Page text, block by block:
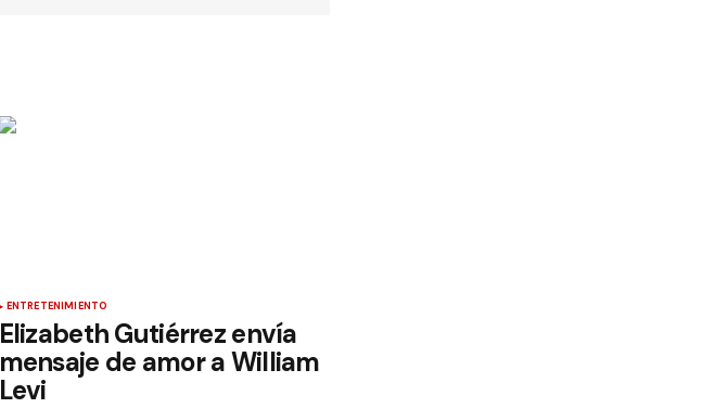
ENTRETENIMIENTO
Elizabeth Gutiérrez envía
mensaje de amor a William
Levi